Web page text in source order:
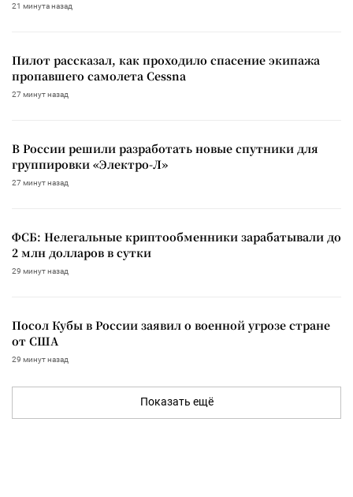
21 минута назад
Пилот рассказал, как проходило спасение экипажа
пропавшего самолета Cessna
27 минут назад
В России решили разработать новые спутники для
группировки «Электро-Л»
27 минут назад
ФСБ: Нелегальные криптообменники зарабатывали до
2 млн долларов в сутки
29 минут назад
Посол Кубы в России заявил о военной угрозе стране
от США
29 минут назад
Показать ещё